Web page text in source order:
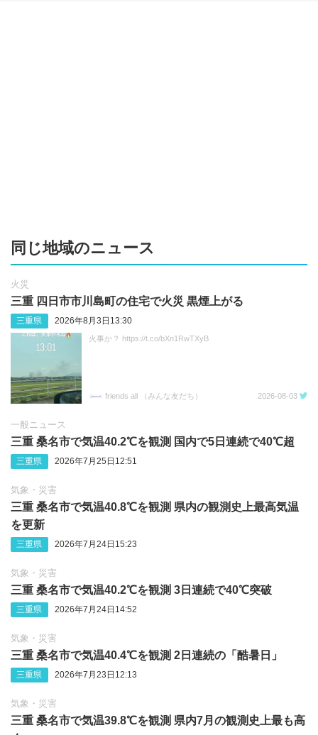
同じ地域のニュース
火災
三重 四日市市川島町の住宅で火災 黒煙上がる
三重県 2026年8月3日13:30
火事か？ https://t.co/bXn1RwTXyB
friends all （みんな友だち） 2026-08-03
一般ニュース
三重 桑名市で気温40.2℃を観測 国内で5日連続で40℃超
三重県 2026年7月25日12:51
気象・災害
三重 桑名市で気温40.8℃を観測 県内の観測史上最高気温
を更新
三重県 2026年7月24日15:23
気象・災害
三重 桑名市で気温40.2℃を観測 3日連続で40℃突破
三重県 2026年7月24日14:52
気象・災害
三重 桑名市で気温40.4℃を観測 2日連続の「酷暑日」
三重県 2026年7月23日12:13
気象・災害
三重 桑名市で気温39.8℃を観測 県内7月の観測史上最も高